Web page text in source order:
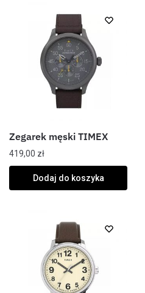
Zegarek męski TIMEX
419,00 zł
Dodaj do koszyka